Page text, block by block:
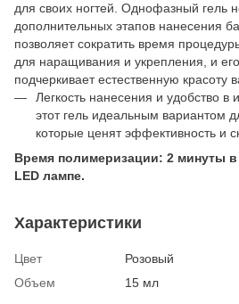
для своих ногтей. Однофазный гель
дополнительных этапов нанесения
позволяет сократить время
для наращивания и укрепления, и
подчеркивает естественную красоту
Легкость нанесения и удобство в
этот гель идеальным вариантом
которые ценят эффективность и
Время полимеризации: 2 минуты в
LED лампе.
Характеристики
Цвет
Розовый
Объем
15 мл